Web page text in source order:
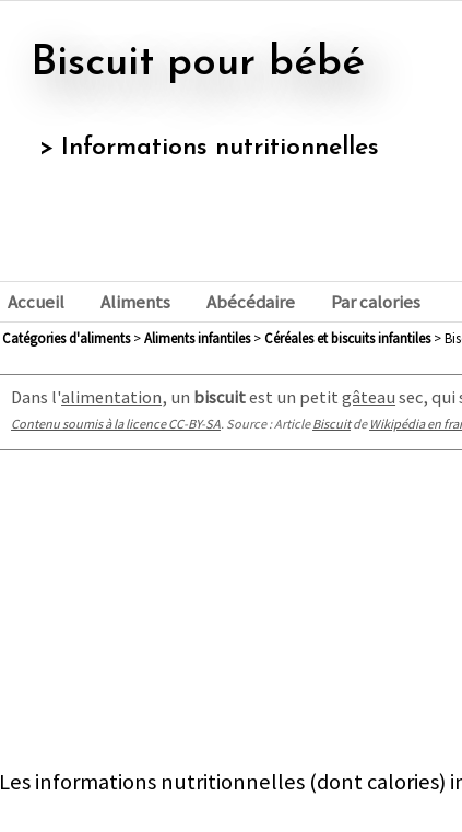
Biscuit pour bébé
> Informations nutritionnelles
Accueil Aliments Abécédaire Par calories
Catégories d'aliments> aliments infantiles> céréales et biscuits infantiles>
Dans l'alimentation, un biscuitest un petitgâteau sec, qui
Contenu soumis à la licence CC-BY-SA. Source : ArticleBiscuitde Wikipédia en
Les informations nutritionnelles (dont calories)